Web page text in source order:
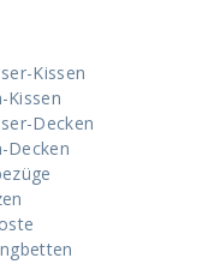
Kissen
Kissen
Decken
Decken